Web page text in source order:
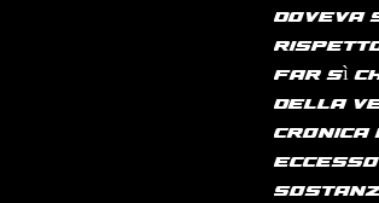
doveva
far sì
della
cronica